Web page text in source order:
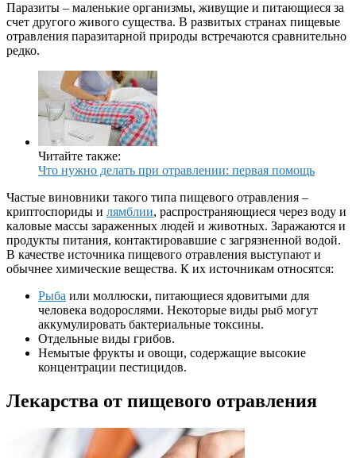
Паразиты – маленькие организмы, живущие и питающиеся за
счет другого живого существа. В развитых странах пищевые
отравления паразитарной природы встречаются сравнительно
редко.
Читайте также:
Что нужно делать при отравлении: первая помощь
Частые виновники такого типа пищевого отравления –
криптоспориды и лямблии, распространяющиеся через воду и
каловые массы зараженных людей и животных. Заражаются и
продукты питания, контактировавшие с загрязненной водой.
В качестве источника пищевого отравления выступают и
обычнее химические вещества. К их источникам относятся:
Рыба или моллюски, питающиеся ядовитыми для
человека водорослями. Некоторые виды рыб могут
аккумулировать бактериальные токсины.
Отдельные виды грибов.
Немытые фрукты и овощи, содержащие высокие
концентрации пестицидов.
Лекарства от пищевого отравления